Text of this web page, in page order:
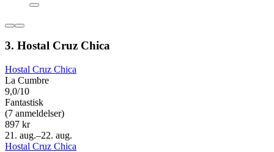
3. Hostal Cruz Chica
Hostal Cruz Chica
La Cumbre
9,0/10
Fantastisk
(7 anmeldelser)
897 kr
21. aug.–22. aug.
Hostal Cruz Chica